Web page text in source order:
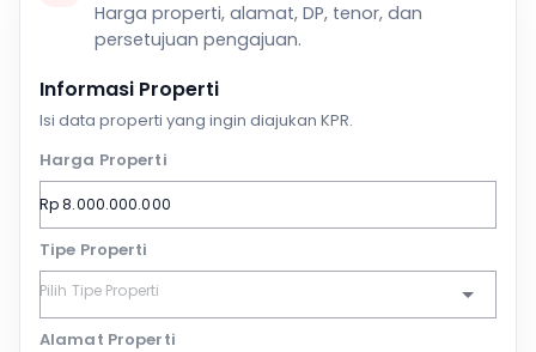
Harga properti, alamat, DP, tenor, dan
persetujuan pengajuan.
Informasi Properti
Isi data properti yang ingin diajukan KPR.
Harga Properti
Tipe Properti
Alamat Properti